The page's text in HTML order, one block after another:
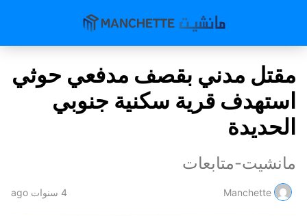
مقتل مدني بقصف مدفعي حوثي
استهدف قرية سكنية جنوبي
الحديدة
مانشيت-متابعات
Manchette 4 سنوات ago